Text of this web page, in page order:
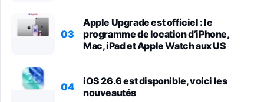
03
Apple Upgrade est officiel : le
programme de location d’iPhone,
Mac, iPad et Apple Watch aux US
04
iOS 26.6 est disponible, voici les
nouveautés